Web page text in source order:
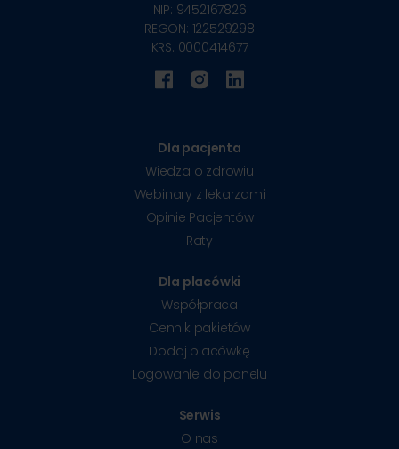
NIP: 9452167826
REGON: 122529298
KRS: 0000414677
Dla pacjenta
Wiedza o zdrowiu
Webinary z lekarzami
Opinie Pacjentów
Raty
Dla placówki
Współpraca
Cennik pakietów
Dodaj placówkę
Logowanie do panelu
Serwis
O nas